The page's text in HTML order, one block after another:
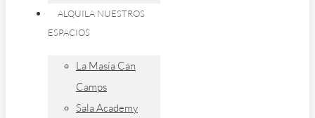
ALQUILA NUESTROS
ESPACIOS
La Masía Can
Camps
Sala Academy